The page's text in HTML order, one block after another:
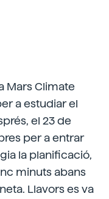
Mars Climate
a estudiar el
el 23 de
per a entrar
la planificació,
minuts abans
Llavors es va